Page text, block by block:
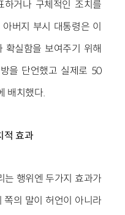
거나 구체적인 조치를
버지 부시 대통령은 이
확실함을 보여주기 위해
을 단언했고 실제로 50
배치했다.
적 효과
는 행위엔 두가지 효과가
쪽의 말이 허언이 아니라